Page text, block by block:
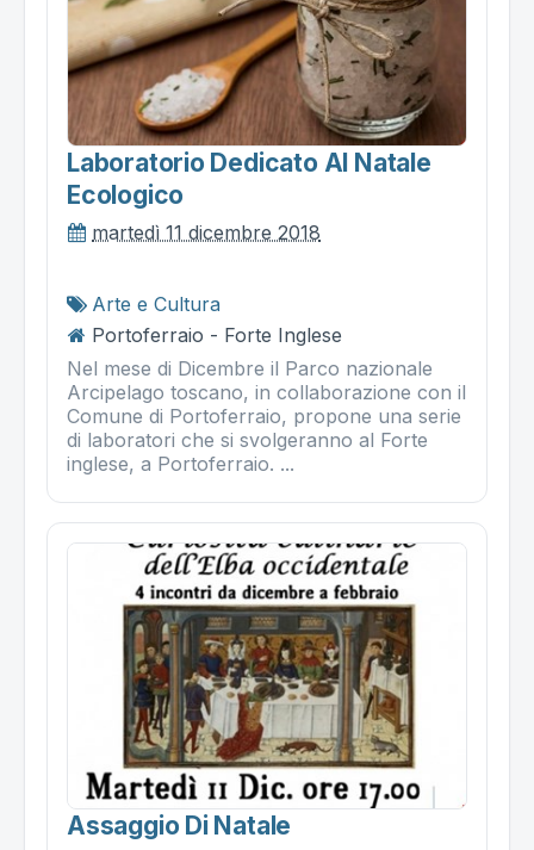
Laboratorio Dedicato Al Natale
Ecologico
martedì 11 dicembre 2018
Arte e Cultura
Portoferraio - Forte Inglese
Nel mese di Dicembre il Parco nazionale
Arcipelago toscano, in collaborazione con il
Comune di Portoferraio, propone una serie
di laboratori che si svolgeranno al Forte
inglese, a Portoferraio. ...
Assaggio Di Natale